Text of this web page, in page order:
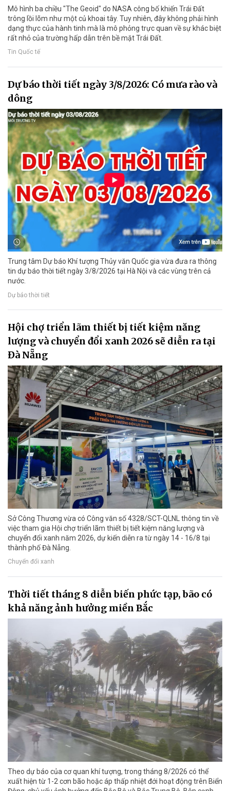
Mô hình ba chiều "The Geoid" do NASA công bố khiến Trái Đất
trông lồi lõm như một củ khoai tây. Tuy nhiên, đây không phải hình
dạng thực của hành tinh mà là mô phỏng trực quan về sự khác biệt
rất nhỏ của trường hấp dẫn trên bề mặt Trái Đất.
Tin Quốc tế
Dự báo thời tiết ngày 3/8/2026: Có mưa rào và
dông
Trung tâm Dự báo Khí tượng Thủy văn Quốc gia vừa đưa ra thông
tin dự báo thời tiết ngày 3/8/2026 tại Hà Nội và các vùng trên cả
nước.
Dự báo thời tiết
Hội chợ triển lãm thiết bị tiết kiệm năng
lượng và chuyển đổi xanh 2026 sẽ diễn ra tại
Đà Nẵng
Sở Công Thương vừa có Công văn số 4328/SCT-QLNL thông tin về
việc tham gia Hội chợ triển lãm thiết bị tiết kiệm năng lượng và
chuyển đổi xanh năm 2026, dự kiến diễn ra từ ngày 14 - 16/8 tại
thành phố Đà Nẵng.
Chuyển đổi xanh
Thời tiết tháng 8 diễn biến phức tạp, bão có
khả năng ảnh hưởng miền Bắc
Theo dự báo của cơ quan khí tượng, trong tháng 8/2026 có thể
xuất hiện từ 1-2 cơn bão hoặc áp thấp nhiệt đới hoạt động trên Biển